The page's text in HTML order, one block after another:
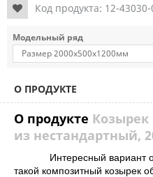
Код продукта: 12-43030-
Модельный ряд
О ПРОДУКТЕ
О продукте
из нестандартный,
Интересный вариант оформления входной группы,
такой композитный козырек